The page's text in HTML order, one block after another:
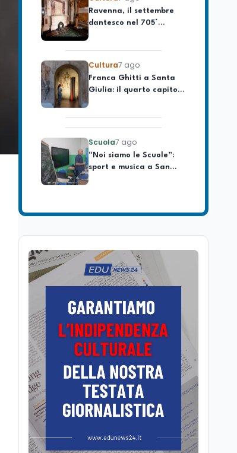
longevo dell’Italia
repubblicana
dantesco nel 705°
anniversario della morte
Giulia: il quarto capitolo
sport e musica a San
con il progetto del Mim
studente 14enne uccide
Editoriali 7 ago
Camere in ferie,
riapertura il 9
elettorale e Rai. La
Bari il 4 settembre per
celebrare il governo più
longevo dell’Italia
repubblicana
Cultura7 ago
Ravenna, il settembre
dantesco nel 705°
anniversario della morte
del Sommo Poeta
Cultura7 ago
Franca Ghitti a Santa
Giulia: il quarto capitolo